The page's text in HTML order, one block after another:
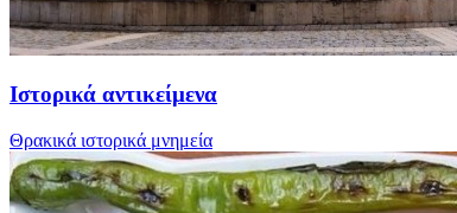
Ιστορικά αντικείμενα
Θρακικά ιστορικά μνημεία